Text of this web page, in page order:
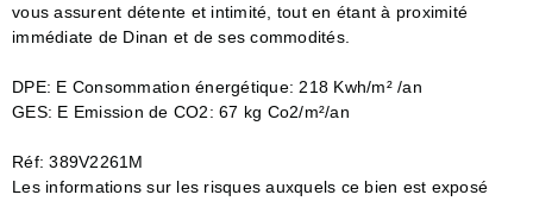
vous assurent détente et intimité, tout en étant à proximité
immédiate de Dinan et de ses commodités.
DPE: E Consommation énergétique: 218 Kwh/m² /an
GES: E Emission de CO2: 67 kg Co2/m²/an
Réf: 389V2261M
Les informations sur les risques auxquels ce bien est exposé